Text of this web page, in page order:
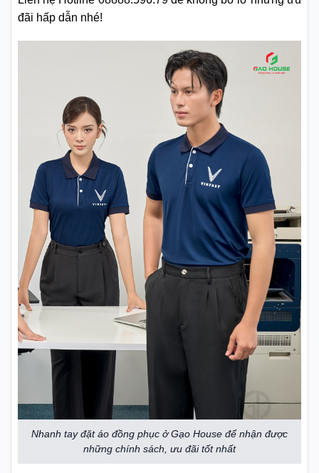
đãi hấp dẫn nhé!
Nhanh tay đặt áo đồng phục ở Gạo House để nhận được
những chính sách, ưu đãi tốt nhất